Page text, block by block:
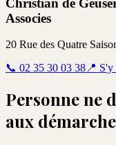
Associes
20 Rue des Quatre
📞 02 35 30 03 38 📍 S'y
Personne ne
aux